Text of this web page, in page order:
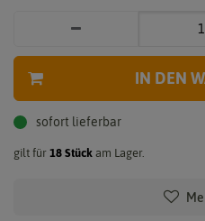
IN DEN
sofort lieferbar
gilt für 18 Stück am Lager.